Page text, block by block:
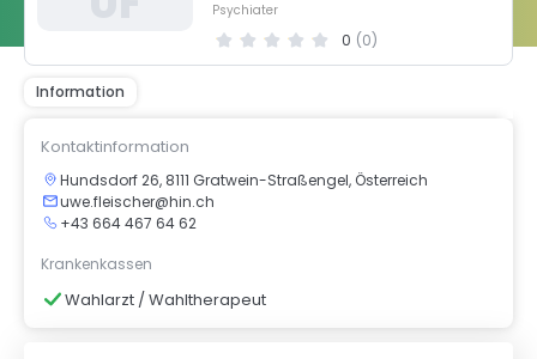
Psychiater
0 (0)
Information
Kontaktinformation
Hundsdorf 26, 8111 Gratwein-Straßengel, Österreich
uwe.fleischer@hin.ch
+43 664 467 64 62
Krankenkassen
Wahlarzt / Wahltherapeut